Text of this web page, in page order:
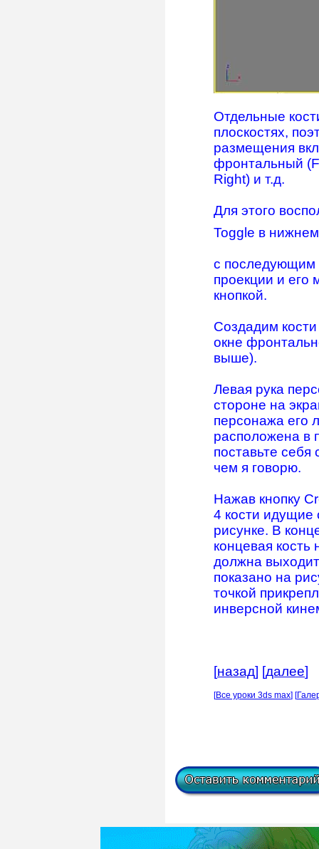
Отдельные
плоскостях,
размещения
фронтальный
Right) и т.д.
Для этого
Toggle в
c последующим
проекции и его
кнопкой.
Создадим
окне
выше).
Левая рука
стороне на
персонажа его
расположена в
поставьте себя
чем я говорю.
Нажав кнопку
4 кости идущие
рисунке. В
концевая кость
должна
показано на
точкой
инверсной
[назад] [далее]
[Все уроки 3ds max] [